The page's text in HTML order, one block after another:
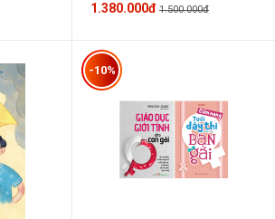
1.380.000đ 1.500.000đ
-10%